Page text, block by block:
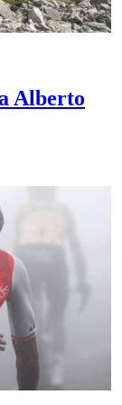
Alberto